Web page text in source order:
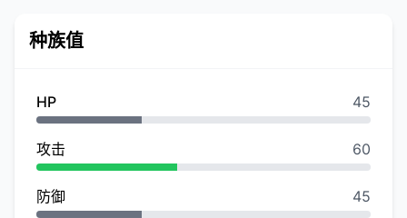
种族值
HP 45
攻击 60
防御 45